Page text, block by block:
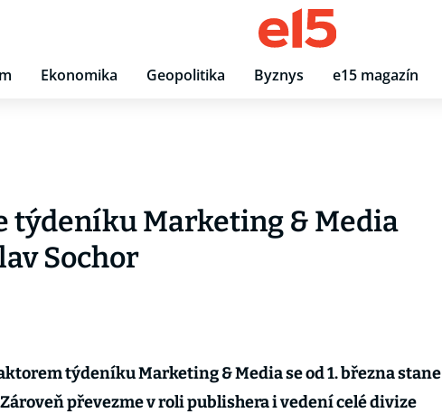
Ekonomika Geopolitika Byznys e15 magazín
týdeníku Marketing & Media
Sochor
týdeníku Marketing & Media se od 1. března stane
Zároveň převezme v roli publishera i vedení celé divize